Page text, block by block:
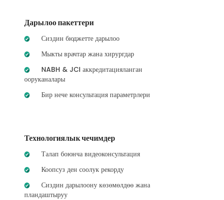
Дарылоо пакеттери
Сиздин бюджетте дарылоо
Мыкты врачтар жана хирургдар
NABH & JCI аккредитацияланган
ооруканалары
Бир нече консультация параметрлери
Технологиялык чечимдер
Талап боюнча видеоконсультация
Коопсуз ден соолук рекорду
Сиздин дарылоону көзөмөлдөө жана
пландаштыруу